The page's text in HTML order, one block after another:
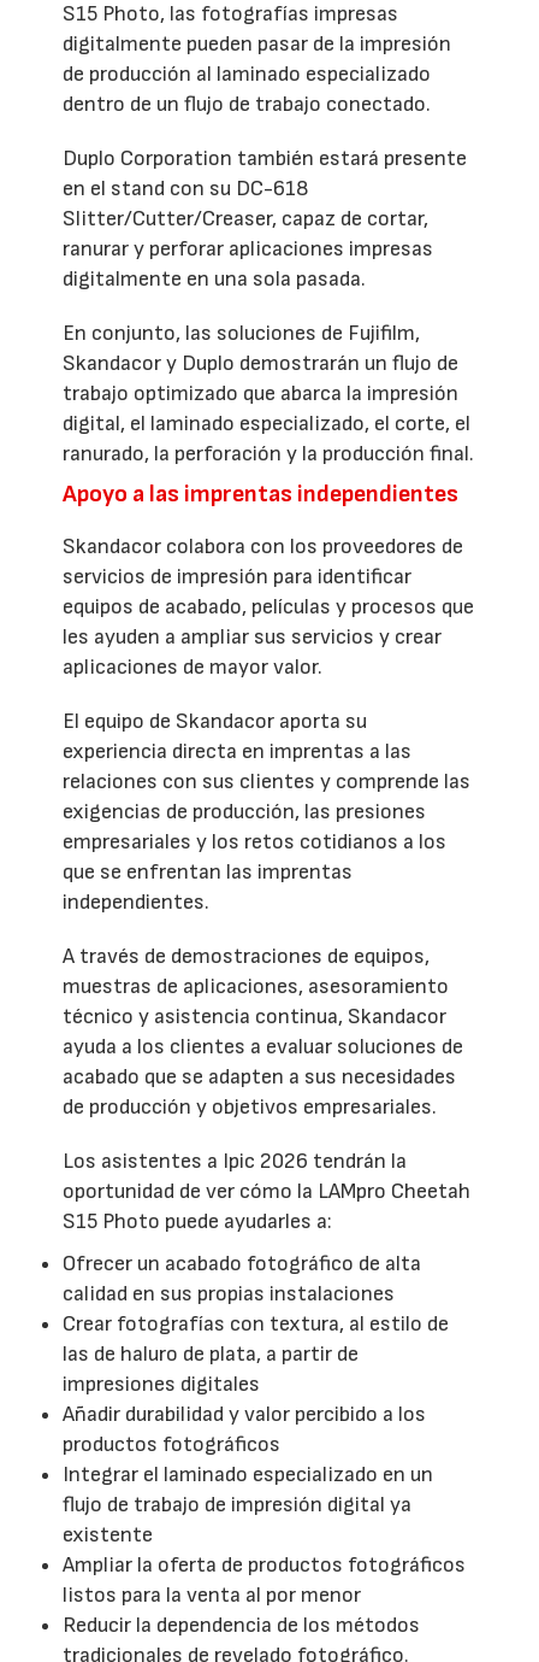
S15 Photo, las fotografías impresas
digitalmente pueden pasar de la impresión
de producción al laminado especializado
dentro de un flujo de trabajo conectado.
Duplo Corporation también estará presente
en el stand con su DC-618
Slitter/Cutter/Creaser, capaz de cortar,
ranurar y perforar aplicaciones impresas
digitalmente en una sola pasada.
En conjunto, las soluciones de Fujifilm,
Skandacor y Duplo demostrarán un flujo de
trabajo optimizado que abarca la impresión
digital, el laminado especializado, el corte, el
ranurado, la perforación y la producción final.
Apoyo a las imprentas independientes
Skandacor colabora con los proveedores de
servicios de impresión para identificar
equipos de acabado, películas y procesos que
les ayuden a ampliar sus servicios y crear
aplicaciones de mayor valor.
El equipo de Skandacor aporta su
experiencia directa en imprentas a las
relaciones con sus clientes y comprende las
exigencias de producción, las presiones
empresariales y los retos cotidianos a los
que se enfrentan las imprentas
independientes.
A través de demostraciones de equipos,
muestras de aplicaciones, asesoramiento
técnico y asistencia continua, Skandacor
ayuda a los clientes a evaluar soluciones de
acabado que se adapten a sus necesidades
de producción y objetivos empresariales.
Los asistentes a Ipic 2026 tendrán la
oportunidad de ver cómo la LAMpro Cheetah
S15 Photo puede ayudarles a:
Ofrecer un acabado fotográfico de alta
calidad en sus propias instalaciones
Crear fotografías con textura, al estilo de
las de haluro de plata, a partir de
impresiones digitales
Añadir durabilidad y valor percibido a los
productos fotográficos
Integrar el laminado especializado en un
flujo de trabajo de impresión digital ya
existente
Ampliar la oferta de productos fotográficos
listos para la venta al por menor
Reducir la dependencia de los métodos
tradicionales de revelado fotográfico.